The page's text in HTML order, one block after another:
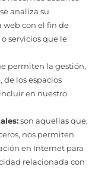
analiza su
web con el fin de
servicios que le
permiten la gestión,
de los espacios
en nuestro
son aquellas que,
nos permiten
en Internet para
relacionada con